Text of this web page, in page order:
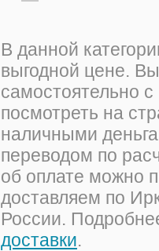
В данной
выгодной цене.
самостоятельно
посмотреть на
наличными
переводом по
об оплате можно
доставляем по
России.
доставки.